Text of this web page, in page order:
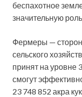
беспахотное
значительную
Фермеры —
сельского
принят на уровне
смогут
23 748 852 акра